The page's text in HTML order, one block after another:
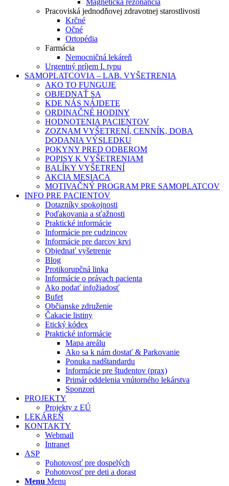
Magnetická rezonancia
Pracoviská jednodňovej zdravotnej starostlivosti
Krčné
Očné
Ortopédia
Farmácia
Nemocničná lekáreň
Urgentný príjem I. typu
SAMOPLATCOVIA – LAB. VYŠETRENIA
AKO TO FUNGUJE
OBJEDNAŤ SA
KDE NÁS NÁJDETE
ORDINAČNÉ HODINY
HODNOTENIA PACIENTOV
ZOZNAM VYŠETRENÍ, CENNÍK, DOBA
DODANIA VÝSLEDKU
POKYNY PRED ODBEROM
POPISY K VYŠETRENIAM
BALÍKY VYŠETRENÍ
AKCIA MESIACA
MOTIVAČNÝ PROGRAM PRE SAMOPLATCOV
INFO PRE PACIENTOV
Dotazníky spokojnosti
Poďakovania a sťažnosti
Praktické informácie
Informácie pre cudzincov
Informácie pre darcov krvi
Objednať vyšetrenie
Blog
Protikorupčná linka
Informácie o právach pacienta
Ako podať infožiadosť
Bufet
Občianske združenie
Čakacie listiny
Etický kódex
Praktické informácie
Mapa areálu
Ako sa k nám dostať & Parkovanie
Ponuka nadštandardu
Informácie pre študentov (prax)
Primár oddelenia vnútorného lekárstva
Sponzori
PROJEKTY
Projekty z EÚ
LEKÁREŇ
KONTAKTY
Webmail
Intranet
ASP
Pohotovosť pre dospelých
Pohotovosť pre deti a dorast
Menu Menu